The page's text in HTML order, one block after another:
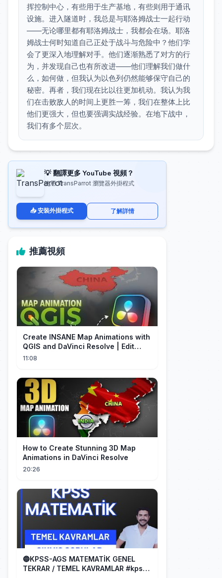
挥控制中心，有些用于生产基地，有些则用于通讯
设施。进入隧道时，我总是与耶洛姆战士一起行动
——无论哪里都有耶洛姆战士，我都会在场。耶洛
姆战士何时知道自己正处于战斗与危险中？他们学
会了更深入地理解对手。他们逐渐熟悉了对方的行
为，并发现自己也有所改进——他们理解我们做什
么，如何做，但我认为以色列仍然能够保守自己的
秘密。再者，我们现在比以往更加机动。我认为我
们在击败敌人的时间上更胜一筹，我们在整体上比
他们更强大，但也要强调实战经验。在地下战中，
我们有多个层次。
💡 翻譯更多 YouTube 視頻？
使用 TransParrot 瀏覽器外掛程式
📥 安裝外掛程式 了解詳情
推薦視頻
Create INSANE Map Animations with
QGIS and DaVinci Resolve | Edit
Craft
11:08
How to Create Stunning 3D Map
Animations in DaVinci Resolve
20:26
🔵KPSS-AGS MATEMATİK GENEL
TEKRAR / TEMEL KAVRAMLAR #kpss